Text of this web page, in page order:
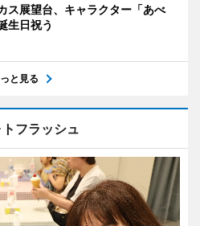
ス展望台、キャラクター「あべ
生日祝う
と見る
フラッシュ